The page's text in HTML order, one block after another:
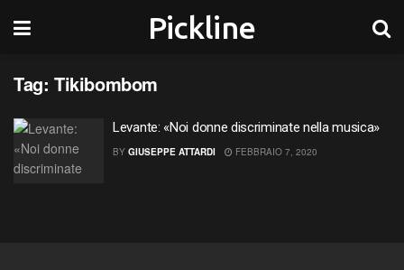
Pickline
Tag: Tikibombom
Levante: «Noi donne discriminate nella musica»
BY GIUSEPPE ATTARDI FEBBRAIO 7, 2020